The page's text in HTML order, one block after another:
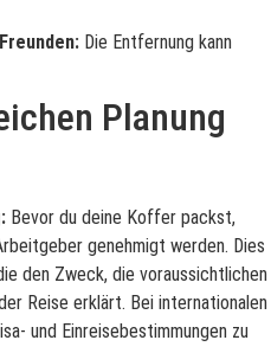
Die Entfernung kann
Planung
Bevor du deine Koffer packst,
genehmigt werden. Dies
den Zweck, die voraussichtlichen
Reise erklärt. Bei internationalen
und Einreisebestimmungen zu